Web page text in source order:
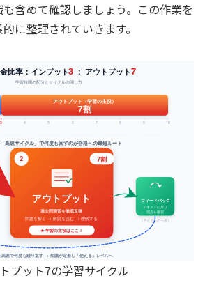
含めて確認しましょう。この作業を
に整理されていきます。
プット7の学習サイクル